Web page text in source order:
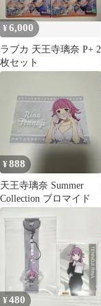
¥6,000
ラブカ 天王寺璃奈 P+ 2
枚セット
¥888
天王寺璃奈 Summer
Collection ブロマイド
¥480